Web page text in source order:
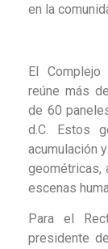
en la
El
reúne más
de 60
d.C. Estos
acumulación
geométricas,
escenas
Para el
presidente